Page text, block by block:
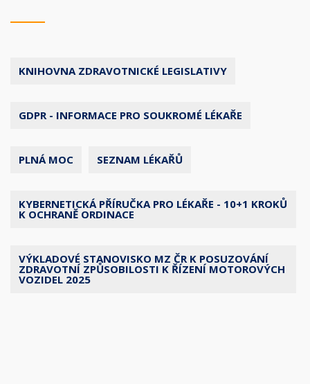
KNIHOVNA ZDRAVOTNICKÉ LEGISLATIVY
GDPR - INFORMACE PRO SOUKROMÉ LÉKAŘE
PLNÁ MOC SEZNAM LÉKAŘŮ
KYBERNETICKÁ PŘÍRUČKA PRO LÉKAŘE - 10+1 KROKŮ
K OCHRANĚ ORDINACE
VÝKLADOVÉ STANOVISKO MZ ČR K POSUZOVÁNÍ
ZDRAVOTNÍ ZPŮSOBILOSTI K ŘÍZENÍ MOTOROVÝCH
VOZIDEL 2025